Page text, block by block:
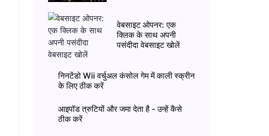
वेबसाइट ओपनर: एक
क्लिक के साथ अपनी
पसंदीदा वेबसाइट खोलें
निनटेंडो Wii वर्चुअल कंसोल गेम में काली स्क्रीन
के लिए ठीक करें
आइपॉड त्रुटियों और जमा देता है - उन्हें कैसे
ठीक करें